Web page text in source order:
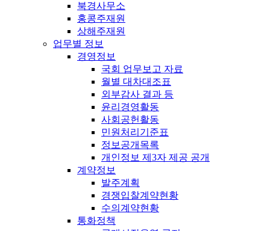
북경사무소
홍콩주재원
상해주재원
업무별 정보
경영정보
국회 업무보고 자료
월별 대차대조표
외부감사 결과 등
윤리경영활동
사회공헌활동
민원처리기준표
정보공개목록
개인정보 제3자 제공 공개
계약정보
발주계획
경쟁입찰계약현황
수의계약현황
통화정책